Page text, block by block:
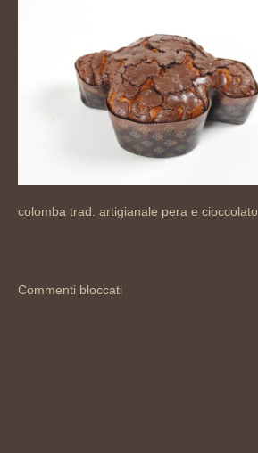
colomba trad. artigianale pera e cioccolato
Commenti bloccati